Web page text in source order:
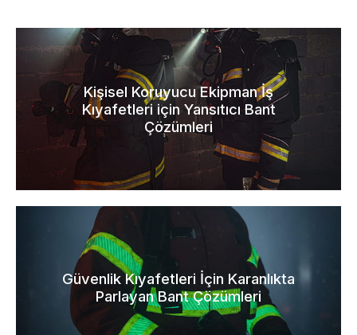
Kişisel Koruyucu Ekipman İş
Kıyafetleri için Yansıtıcı Bant
Çözümleri
Güvenlik Kıyafetleri İçin Karanlıkta
Parlayan Bant Çözümleri